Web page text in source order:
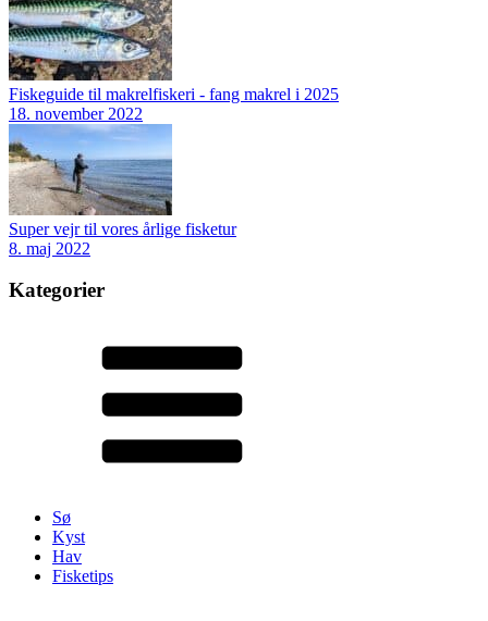
Fiskeguide til makrelfiskeri - fang makrel i 2025
18. november 2022
Super vejr til vores årlige fisketur
8. maj 2022
Kategorier
Sø
Kyst
Hav
Fisketips